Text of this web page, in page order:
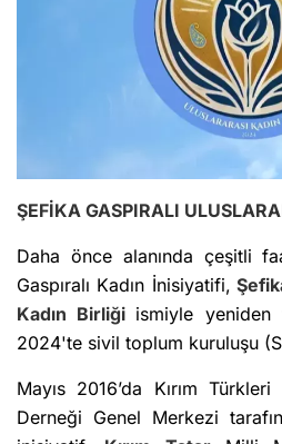
ŞEFİKA GASPIRALI
Daha önce alanında çeşitli
Gaspıralı Kadın İnisiyatifi,
Kadın Birliği ismiyle yeniden
2024'te sivil toplum kuruluşu
Mayıs 2016’da Kırım
Derneği Genel Merkezi